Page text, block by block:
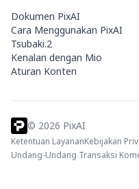
Dokumen PixAI
Cara Menggunakan PixAI
Tsubaki.2
Kenalan dengan Mio
Aturan Konten
© 2026 PixAI
Ketentuan LayananKebijakan
Undang-Undang Transaksi